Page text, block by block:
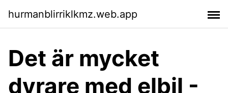
hurmanblirriklkmz.web.app
Det är mycket
dyrare med elbil -